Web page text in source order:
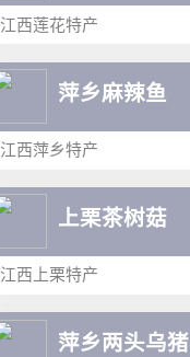
江西莲花特产
萍乡麻辣鱼
江西萍乡特产
上栗茶树菇
江西上栗特产
萍乡两头乌猪